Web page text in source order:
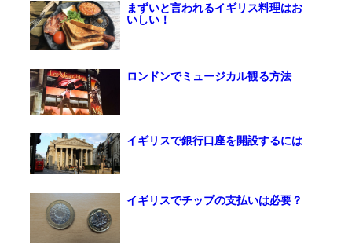
まずいと言われるイギリス料理はお
いしい！
ロンドンでミュージカル観る方法
イギリスで銀行口座を開設するには
イギリスでチップの支払いは必要？